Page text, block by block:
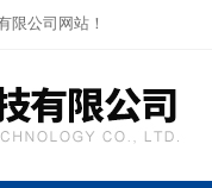
限公司网站！